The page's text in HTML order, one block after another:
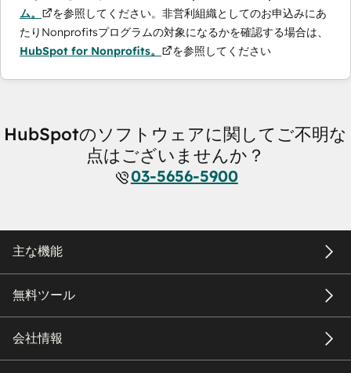
ム。
を参照してください。非営利組織としてのお申込みにあ
たりNonprofitsプログラムの対象になるかを確認する場合は、
HubSpot for Nonprofits。
を参照してください
HubSpotのソフトウェアに関してご不明な
点はございませんか？
03-5656-5900
主な機能
無料ツール
会社情報